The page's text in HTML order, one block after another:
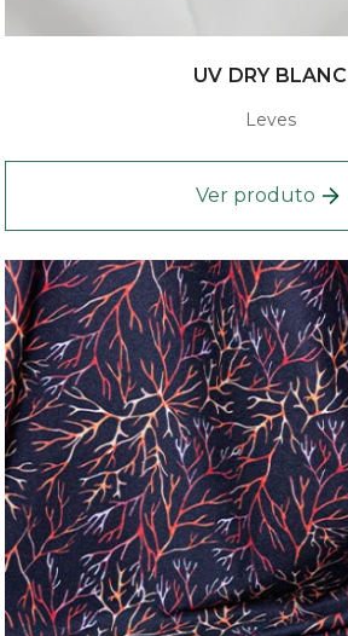
UV DRY BLANC
Leves
Ver produto